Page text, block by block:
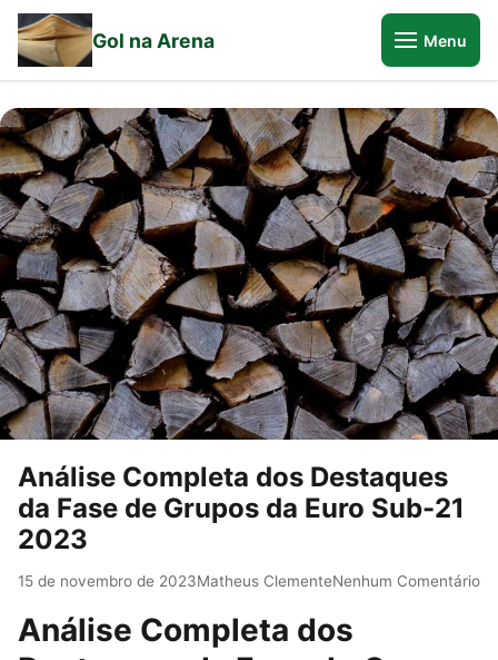
Gol na Arena Menu
Análise Completa dos Destaques
da Fase de Grupos da Euro Sub-21
2023
15 de novembro de 2023Matheus ClementeNenhum Comentário
Análise Completa dos